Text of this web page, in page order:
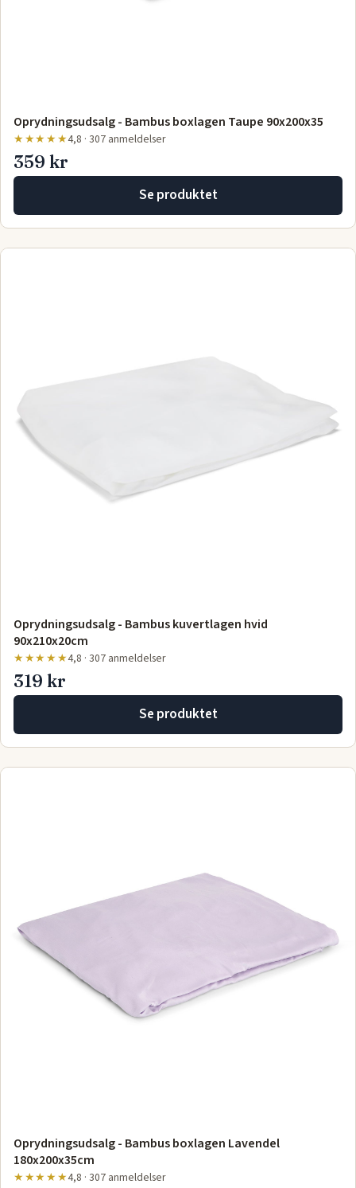
Oprydningsudsalg - Bambus boxlagen Taupe 90x200x35
★★★★★4,8 · 307 anmeldelser
359 kr
Se produktet
Oprydningsudsalg - Bambus kuvertlagen hvid
90x210x20cm
★★★★★4,8 · 307 anmeldelser
319 kr
Se produktet
Oprydningsudsalg - Bambus boxlagen Lavendel
180x200x35cm
★★★★★4,8 · 307 anmeldelser